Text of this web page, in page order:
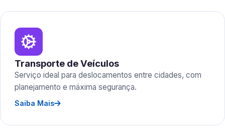
Transporte de Veículos
Serviço ideal para deslocamentos entre cidades, com
planejamento e máxima segurança.
Saiba Mais